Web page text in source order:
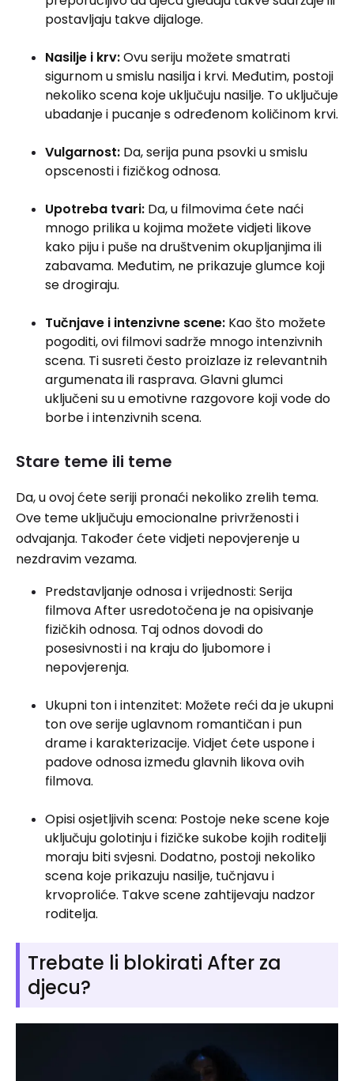
postavljaju takve dijaloge.
Nasilje i krv:Ovu seriju možete smatrati
sigurnom u smislu nasilja i krvi. Međutim, postoji
nekoliko scena koje uključuju nasilje. To uključuje
ubadanje i pucanje s određenom količinom krvi.
Vulgarnost: Da, serija puna psovki u smislu
opscenosti i fizičkog odnosa.
Upotreba tvari: Da, u filmovima ćete naći
mnogo prilika u kojima možete vidjeti likove
kako piju i puše na društvenim okupljanjima ili
zabavama. Međutim, ne prikazuje glumce koji
se drogiraju.
Tučnjave i intenzivne scene: Kao što možete
pogoditi, ovi filmovi sadrže mnogo intenzivnih
scena. Ti susreti često proizlaze iz relevantnih
argumenata ili rasprava. Glavni glumci
uključeni su u emotivne razgovore koji vode do
borbe i intenzivnih scena.
Stare teme ili teme
Da, u ovoj ćete seriji pronaći nekoliko zrelih tema.
Ove teme uključuju emocionalne privrženosti i
odvajanja. Također ćete vidjeti nepovjerenje u
nezdravim vezama.
Predstavljanje odnosa i vrijednosti: Serija
filmova After usredotočena je na opisivanje
fizičkih odnosa. Taj odnos dovodi do
posesivnosti i na kraju do ljubomore i
nepovjerenja.
Ukupni ton i intenzitet: Možete reći da je ukupni
ton ove serije uglavnom romantičan i pun
drame i karakterizacije. Vidjet ćete uspone i
padove odnosa između glavnih likova ovih
filmova.
Opisi osjetljivih scena: Postoje neke scene koje
uključuju golotinju i fizičke sukobe kojih roditelji
moraju biti svjesni. Dodatno, postoji nekoliko
scena koje prikazuju nasilje, tučnjavu i
krvoproliće. Takve scene zahtijevaju nadzor
roditelja.
Trebate li blokirati After za
djecu?